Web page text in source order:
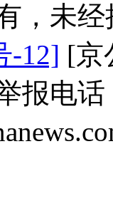
，未
-12] [京
报电话